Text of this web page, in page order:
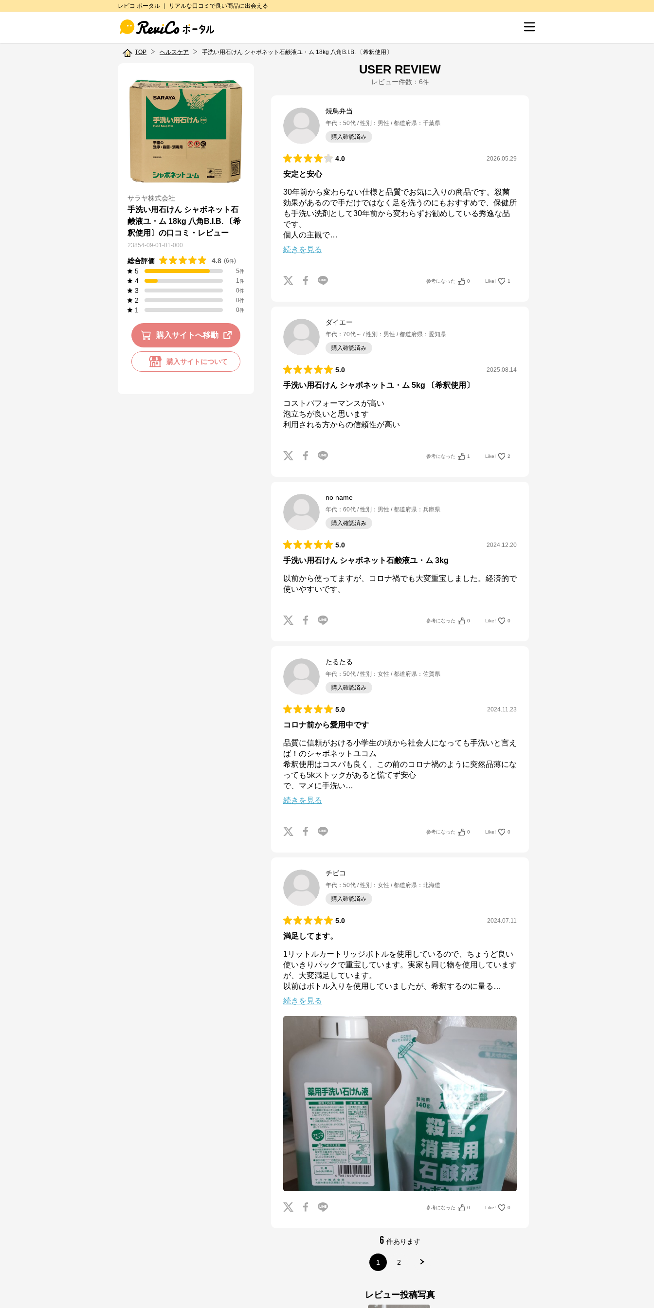
レビコ ポータル ｜ リアルな口コミで良い商品に出会える
TOP ヘルスケア 手洗い用石けん シャボネット石鹸液ユ・ム 18kg 八角B.I.B. 〔希釈使用〕
サラヤ株式会社
手洗い用石けん シャボネット石
鹸液ユ・ム 18kg 八角B.I.B. 〔希
釈使用〕の口コミ・レビュー
23854-09-01-01-000
総合評価 4.8 (6件)
5 5件
4 1件
3 0件
2 0件
1 0件
購入サイトへ移動
購入サイトについて
USER REVIEW
レビュー件数： 6件
焼鳥弁当
年代 ： 50代 性別 ： 男性 都道府県 ： 千葉県
購入確認済み
4.0 2026.05.29
安定と安心
30年前から変わらない仕様と品質でお気に入りの商品です。殺菌
効果があるので手だけではなく足を洗うのにもおすすめで、保健所
も手洗い洗剤として30年前から変わらずお勧めしている秀逸な品
です。
個人の主観で…
続きを見る
参考になった 0 Like! 1
ダイエー
年代 ： 70代～ 性別 ： 男性 都道府県 ： 愛知県
購入確認済み
5.0 2025.08.14
手洗い用石けん シャボネットユ・ム 5kg 〔希釈使用〕
コストパフォーマンスが高い
泡立ちが良いと思います
利用される方からの信頼性が高い
参考になった 1 Like! 2
no name
年代 ： 60代 性別 ： 男性 都道府県 ： 兵庫県
購入確認済み
5.0 2024.12.20
手洗い用石けん シャボネット石鹸液ユ・ム 3kg
以前から使ってますが、コロナ禍でも大変重宝しました。経済的で
使いやすいです。
参考になった 0 Like! 0
たるたる
年代 ： 50代 性別 ： 女性 都道府県 ： 佐賀県
購入確認済み
5.0 2024.11.23
コロナ前から愛用中です
品質に信頼がおける小学生の頃から社会人になっても手洗いと言え
ば！のシャボネットユコム
希釈使用はコスパも良く、この前のコロナ禍のように突然品薄にな
っても5kストックがあると慌てず安心
で、マメに手洗い…
続きを見る
参考になった 0 Like! 0
チビコ
年代 ： 50代 性別 ： 女性 都道府県 ： 北海道
購入確認済み
5.0 2024.07.11
満足してます。
1リットルカートリッジボトルを使用しているので、ちょうど良い
使いきりパックで重宝しています。実家も同じ物を使用しています
が、大変満足しています。
以前はボトル入りを使用していましたが、希釈するのに量る …
続きを見る
参考になった 0 Like! 0
6 件あります
1 2
レビュー投稿写真
公式ECサイト
※外部サイトが開きます
サラヤ株式会社からのコメント
SARAYAの公式通販サイトです。
【家庭用】スーパー、ドラッグストアで販売している商品
【業務用】お得な業務用商品、個人様もご購入可能
【医療従事者用】医療・福祉現場の“プロが使う商品”と”感染対策情報”
3種の店舗をご用意しております。